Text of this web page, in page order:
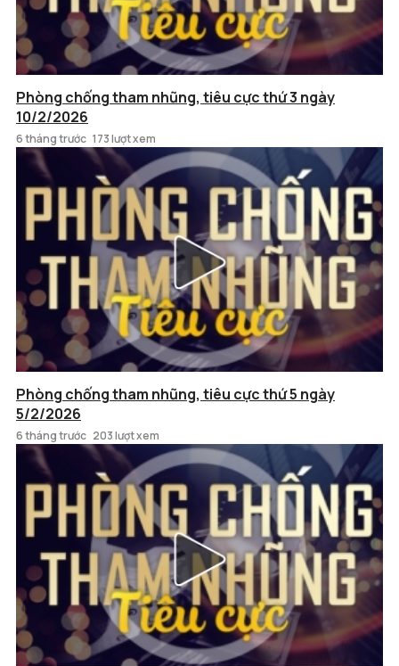
Phòng chống tham nhũng, tiêu cực thứ 3 ngày
10/2/2026
6 tháng trước 173 lượt xem
Phòng chống tham nhũng, tiêu cực thứ 5 ngày
5/2/2026
6 tháng trước 203 lượt xem